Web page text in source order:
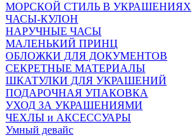
МОРСКОЙ СТИЛЬ В УКРАШЕНИЯХ
ЧАСЫ-КУЛОН
НАРУЧНЫЕ ЧАСЫ
МАЛЕНЬКИЙ ПРИНЦ
ОБЛОЖКИ ДЛЯ ДОКУМЕНТОВ
СЕКРЕТНЫЕ МАТЕРИАЛЫ
ШКАТУЛКИ ДЛЯ УКРАШЕНИЙ
ПОДАРОЧНАЯ УПАКОВКА
УХОД ЗА УКРАШЕНИЯМИ
ЧEХЛЫ и АКСЕССУАРЫ
Умный девайс